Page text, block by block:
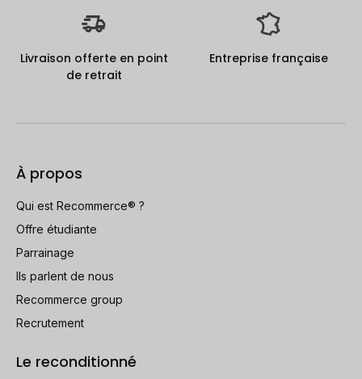
Livraison offerte en point
de retrait
Entreprise française
À propos
Qui est Recommerce® ?
Offre étudiante
Parrainage
Ils parlent de nous
Recommerce group
Recrutement
Le reconditionné